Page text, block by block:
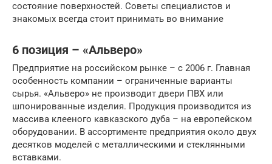
состояние поверхностей. Советы специалистов и
знакомых всегда стоит принимать во внимание
6 позиция – «Альверо»
Предприятие на российском рынке – с 2006 г. Главная
особенность компании – ограниченные варианты
сырья. «Альверо» не производит двери ПВХ или
шпонированные изделия. Продукция производится из
массива клееного кавказского дуба – на европейском
оборудовании. В ассортименте предприятия около двух
десятков моделей с металлическими и стеклянными
вставками.